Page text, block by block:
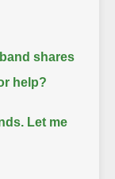
shares
help?
Let me